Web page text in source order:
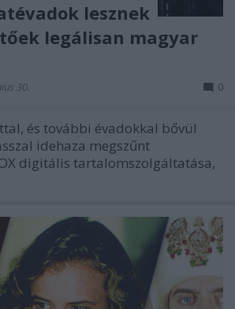
lesznek
legálisan magyar
30. 0
és további évadokkal bővül
idehaza megszűnt
digitális tartalomszolgáltatása,